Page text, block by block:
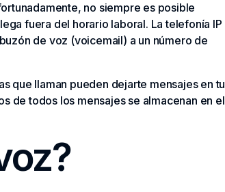
no siempre es posible
fuera del horario laboral. La telefonía IP
de voz (voicemail) a un número de
que llaman pueden dejarte mensajes en tu
de todos los mensajes se almacenan en el